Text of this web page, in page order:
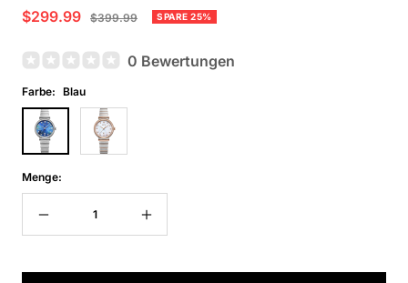
Angebotspreis
$299.99
Regulärer
$399.99 SPARE 25%
0 Bewertungen
Farbe: Blau
Blau
Weiß
Menge:
verringern
Menge
erhöhen